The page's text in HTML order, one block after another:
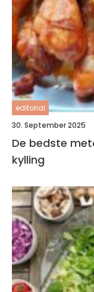
editorial
30. September 2025
De bedste
kylling